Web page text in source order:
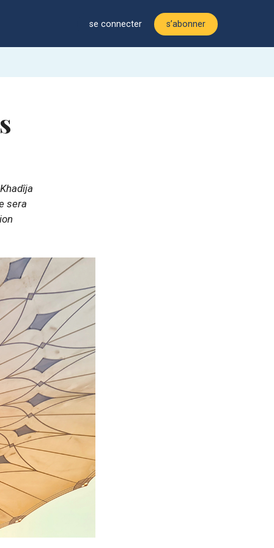
se connecter s’abonner
sera